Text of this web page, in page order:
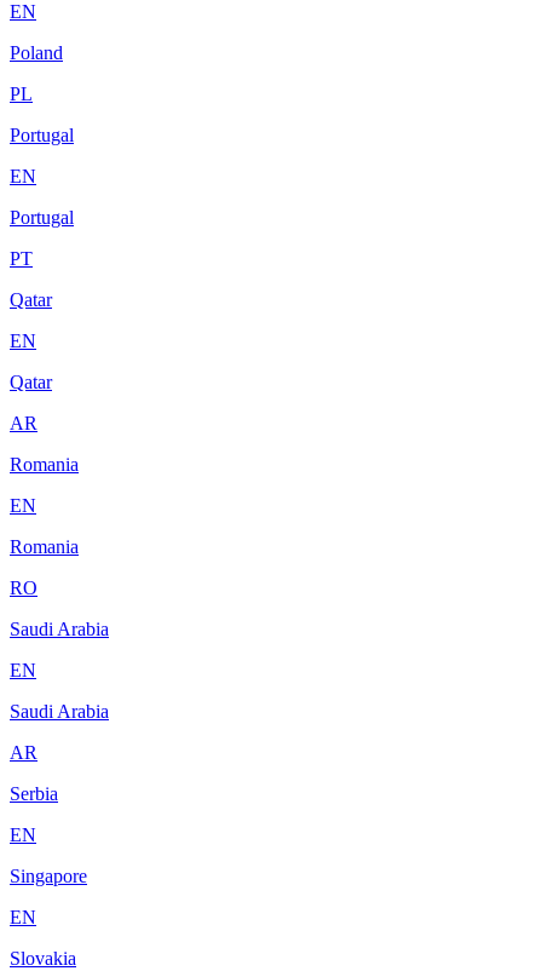
EN
Poland
PL
Portugal
EN
Portugal
PT
Qatar
EN
Qatar
AR
Romania
EN
Romania
RO
Saudi Arabia
EN
Saudi Arabia
AR
Serbia
EN
Singapore
EN
Slovakia